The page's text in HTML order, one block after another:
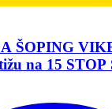
ŠOPING
na 15 STOP